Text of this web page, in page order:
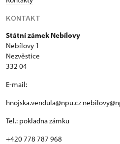
KONTAKT
Státní zámek Nebílovy
Nebílovy 1
Nezvěstice
332 04
E-mail:
hnojska.vendula@npu.cz
Tel.: pokladna zámku
+420 778 787 968